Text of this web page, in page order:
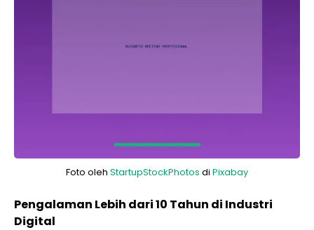
Foto oleh StartupStockPhotos di Pixabay
Pengalaman Lebih dari 10 Tahun di Industri
Digital